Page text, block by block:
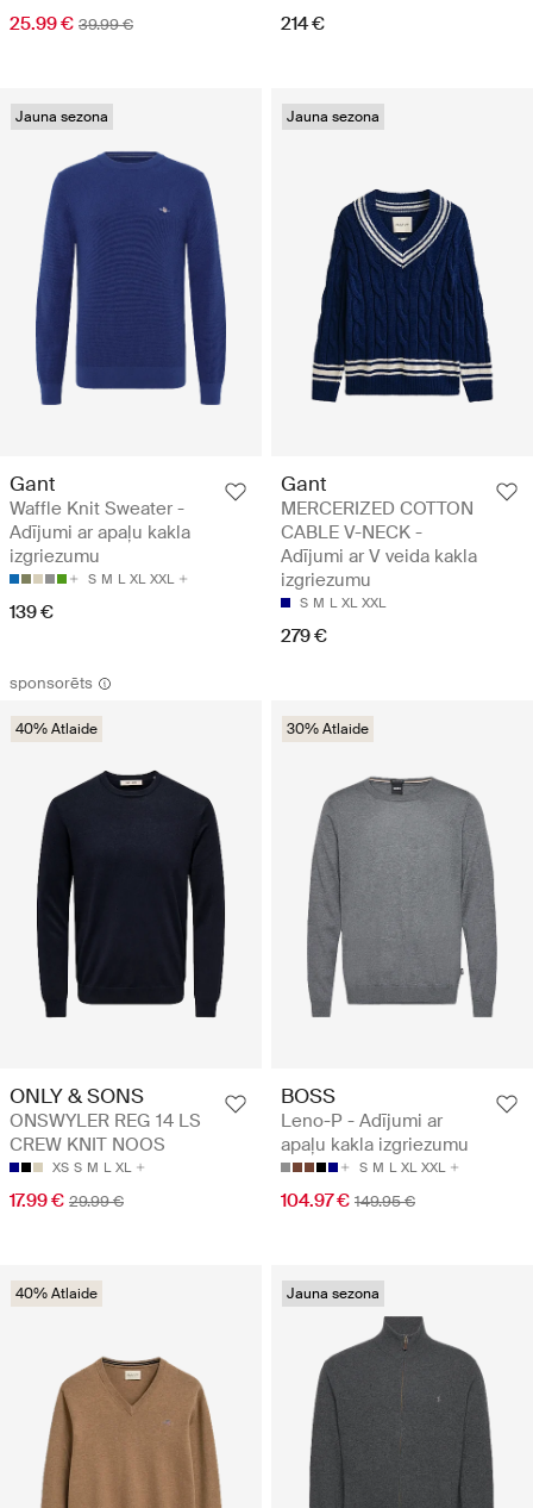
25.99 € 39.99 € 214 €
Jauna sezona
Gant
Waffle Knit Sweater -
Adījumi ar apaļu kakla
izgriezumu
S M L XL XXL
139 €
Jauna sezona
Gant
MERCERIZED COTTON
CABLE V-NECK -
Adījumi ar V veida kakla
izgriezumu
S M L XL XXL
279 €
sponsorēts
40% Atlaide
ONLY & SONS
ONSWYLER REG 14 LS
CREW KNIT NOOS
XS S M L XL
17.99 € 29.99 €
30% Atlaide
BOSS
Leno-P - Adījumi ar
apaļu kakla izgriezumu
S M L XL XXL
104.97 € 149.95 €
40% Atlaide Jauna sezona